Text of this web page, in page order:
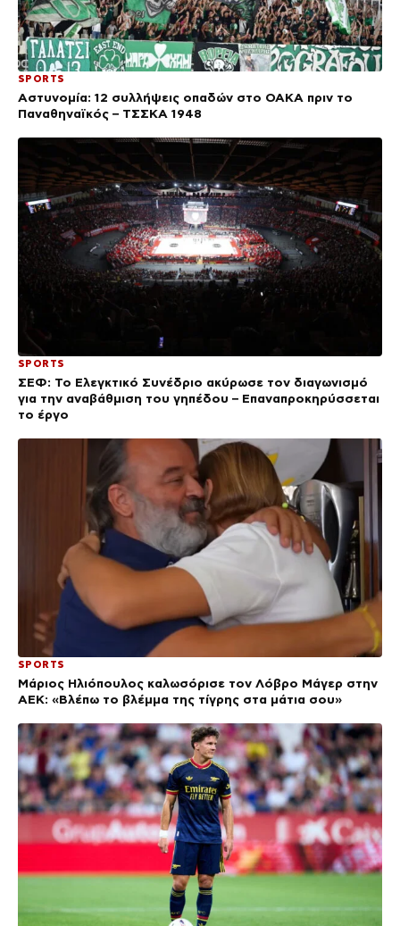
SPORTS
Αστυνομία: 12 συλλήψεις οπαδών στο ΟΑΚΑ πριν το
Παναθηναϊκός – ΤΣΣΚΑ 1948
SPORTS
ΣΕΦ: Το Ελεγκτικό Συνέδριο ακύρωσε τον διαγωνισμό
για την αναβάθμιση του γηπέδου – Επαναπροκηρύσσεται
το έργο
SPORTS
Μάριος Ηλιόπουλος καλωσόρισε τον Λόβρο Μάγερ στην
ΑΕΚ: «Βλέπω το βλέμμα της τίγρης στα μάτια σου»